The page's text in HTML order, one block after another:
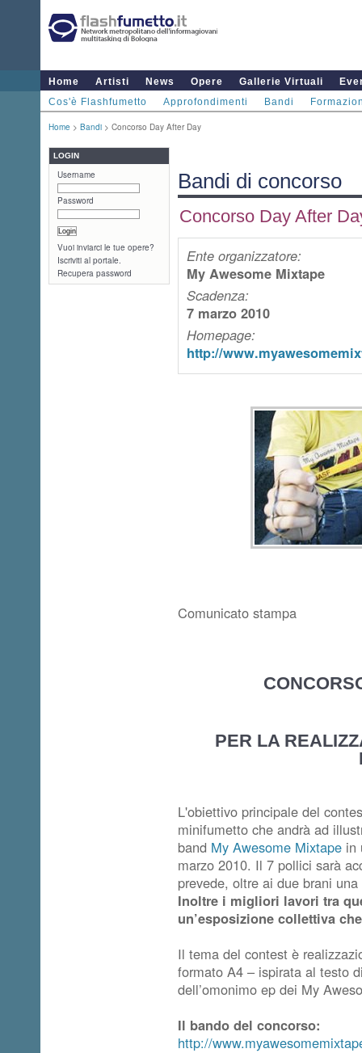
Home Artisti News Opere Gallerie Virtuali
Cos'è Flashfumetto
Approfondimenti Bandi
Home > Bandi > Concorso Day After Day
LOGIN
Username
Password
Vuoi inviarci le tue opere?
Iscriviti al portale.
Recupera password
Bandi di concorso
Concorso Day After
Ente organizzatore:
My Awesome Mixtape
Scadenza:
7 marzo 2010
Homepage:
http://
Comunicato stampa
PER LA
L'obiettivo principale del
minifumetto che andrà ad
band My Awesome Mixtape in
marzo 2010. Il 7 pollici sarà
prevede, oltre ai due brani
Inoltre i migliori lavori tra
un’esposizione collettiva
Il tema del contest è
formato A4 – ispirata al testo
dell’omonimo ep dei My
Il bando del concorso:
http://